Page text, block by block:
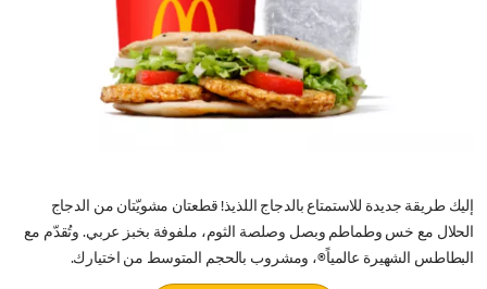
إليك طريقة جديدة للاستمتاع بالدجاج اللذيذ! قطعتان مشويّتان من الدجاج
الحلال مع خس وطماطم وبصل وصلصة الثوم، ملفوفة بخبز عربي. وتُقدّم مع
البطاطس الشهيرة عالمياً®، ومشروب بالحجم المتوسط من اختيارك.